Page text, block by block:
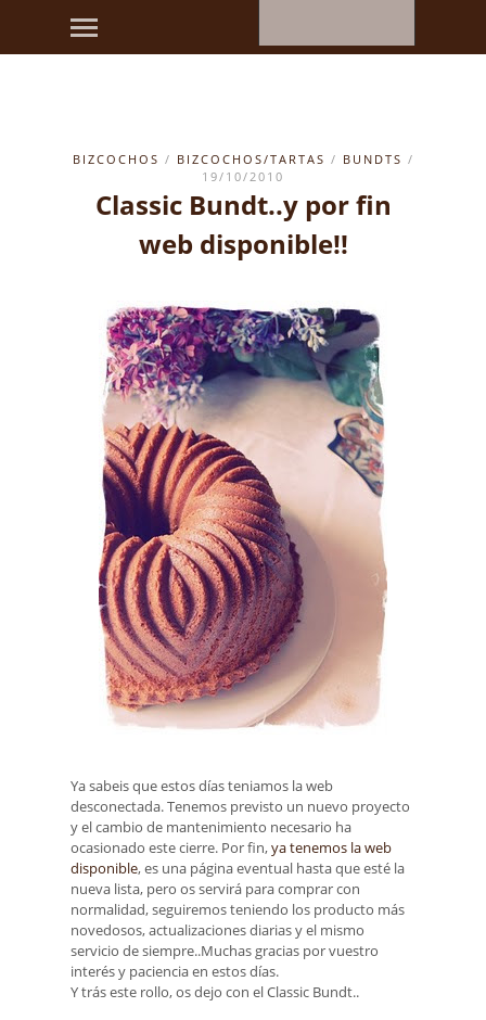
BIZCOCHOS / BIZCOCHOS/TARTAS / BUNDTS /
19/10/2010
Classic Bundt..y por fin
web disponible!!
Ya sabeis que estos días teniamos la web
desconectada. Tenemos previsto un nuevo proyecto
y el cambio de mantenimiento necesario ha
ocasionado este cierre. Por fin,ya tenemos la web
disponible, es una página eventual hasta que esté la
nueva lista, pero os servirá para comprar con
normalidad, seguiremos teniendo los producto más
novedosos, actualizaciones diarias y el mismo
servicio de siempre..Muchas gracias por vuestro
interés y paciencia en estos días.
Y trás este rollo, os dejo con el Classic Bundt..